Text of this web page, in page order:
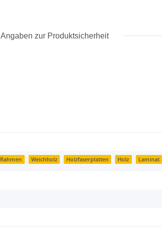
Angaben zur Produktsicherheit
Rahmen Weichholz Holzfaserplatten Holz Laminat